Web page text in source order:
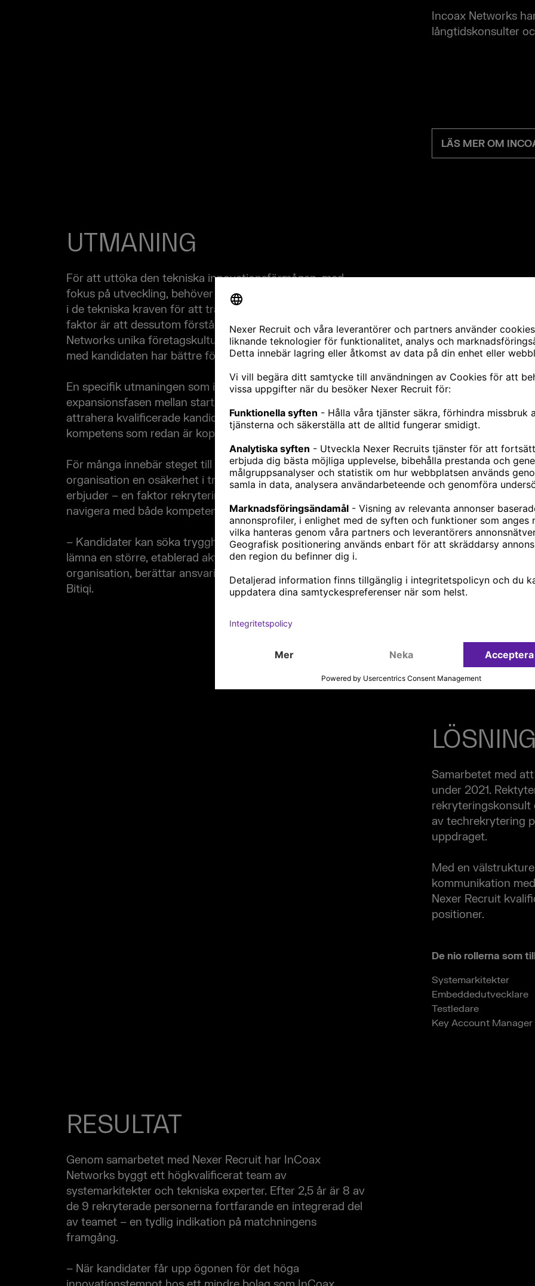
Incoax Networks
långtidskonsulter
LÄS MER OM
UTMANING
För att uttöka den tekniska innovationsförmågan, med
fokus på utveckling, behöver rekyteringskonsulten ha insikt
i de tekniska kraven för att träffa rätt. En annan viktig
faktor är att dessutom förstå och kommunicera Incoax
Networks unika företagskultur. Det gör att matchningen
med kandidaten har bättre förutsättning att bli långsiktig.
En specifik utmaningen som ibland uppstår för bolag under
expansionsfasen mellan startup och scaleup är att
attrahera kvalificerade kandidater med rätt teknisk
kompetens som redan är kopplade till ett större bolag.
För många innebär steget till en mindre, snabbväxande
organisation en osäkerhet i tryggheten som större bolag
erbjuder – en faktor rekryteringskonsulten måste kunna
navigera med både kompetens och öppenhet.
– Kandidater kan söka trygghet och känna en osäkerhet att
lämna en större, etablerad aktör för att gå till en mindre
organisation, berättar ansvarig rekryteringskonsult Artan
Bitiqi.
Samarbetet med
under 2021.
rekryteringskonsult
av techrekrytering
uppdraget.
Med en
kommunikation
Nexer Recruit
positioner.
De nio rollerna som
Systemarkitekter
Embeddedutvecklare
Testledare
Key Account Manager
RESULTAT
Genom samarbetet med Nexer Recruit har InCoax
Networks byggt ett högkvalificerat team av
systemarkitekter och tekniska experter. Efter 2,5 år är 8 av
de 9 rekryterade personerna fortfarande en integrerad del
av teamet – en tydlig indikation på matchningens
framgång.
– När kandidater får upp ögonen för det höga